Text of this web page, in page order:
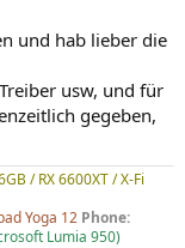
und hab lieber die
usw, und für
gegeben,
/ RX 6600XT / X-Fi
Yoga 12 Phone:
Lumia 950)